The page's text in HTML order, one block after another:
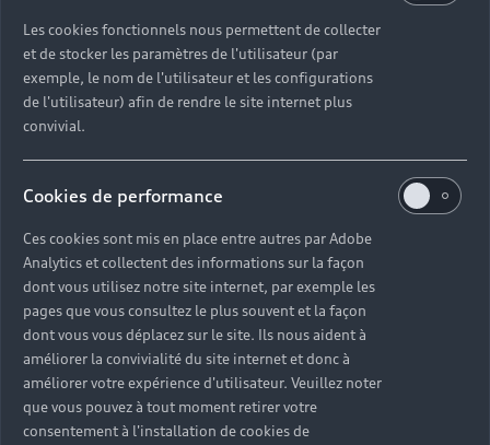
Les cookies fonctionnels nous permettent de collecter
et de stocker les paramètres de l'utilisateur (par
exemple, le nom de l'utilisateur et les configurations
de l'utilisateur) afin de rendre le site internet plus
convivial.
Cookies de performance
Ces cookies sont mis en place entre autres par Adobe
Analytics et collectent des informations sur la façon
dont vous utilisez notre site internet, par exemple les
pages que vous consultez le plus souvent et la façon
dont vous vous déplacez sur le site. Ils nous aident à
améliorer la convivialité du site internet et donc à
améliorer votre expérience d'utilisateur. Veuillez noter
que vous pouvez à tout moment retirer votre
consentement à l'installation de cookies de